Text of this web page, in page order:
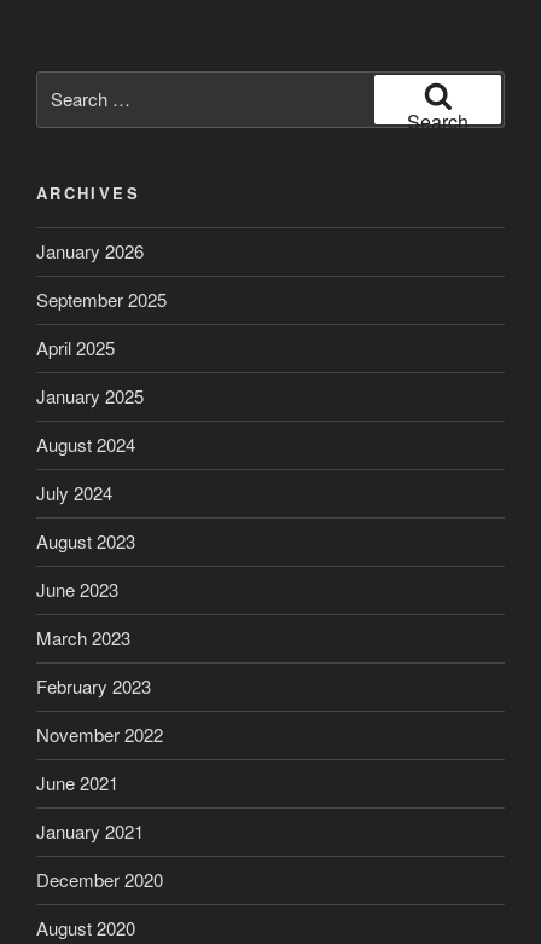
for:
Search
ARCHIVES
January 2026
September 2025
April 2025
January 2025
August 2024
July 2024
August 2023
June 2023
March 2023
February 2023
November 2022
June 2021
January 2021
December 2020
August 2020